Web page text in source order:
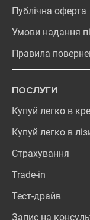
Публічна оферта
Умови надання
Правила
ПОСЛУГИ
Купуй легко в
Купуй легко в
Страхування
Trade-in
Тест-драйв
Запис на